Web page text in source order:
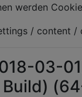
werden
/ content /
03-